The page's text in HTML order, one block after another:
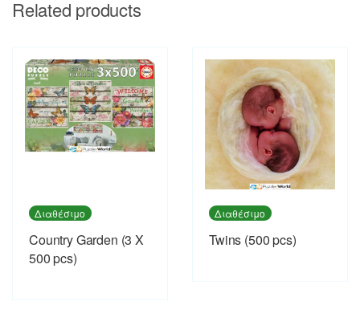
Related products
Διαθέσιμο
Country Garden (3 X
500 pcs)
Διαθέσιμο
Twins (500 pcs)